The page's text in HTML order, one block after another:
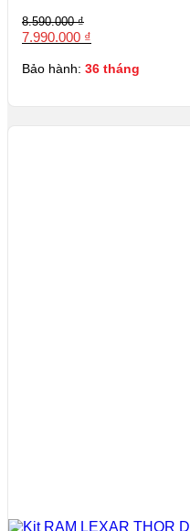
8.590.000₫
Giá
gốc
8.590.000 ₫.
7.990.000 ₫
Giá
hiện
là:
Bảo hành: 36 tháng